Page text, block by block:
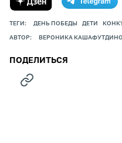
ТЕГИ: ДЕНЬ ПОБЕДЫ ДЕТИ
АВТОР: ВЕРОНИКА
ПОДЕЛИТЬСЯ